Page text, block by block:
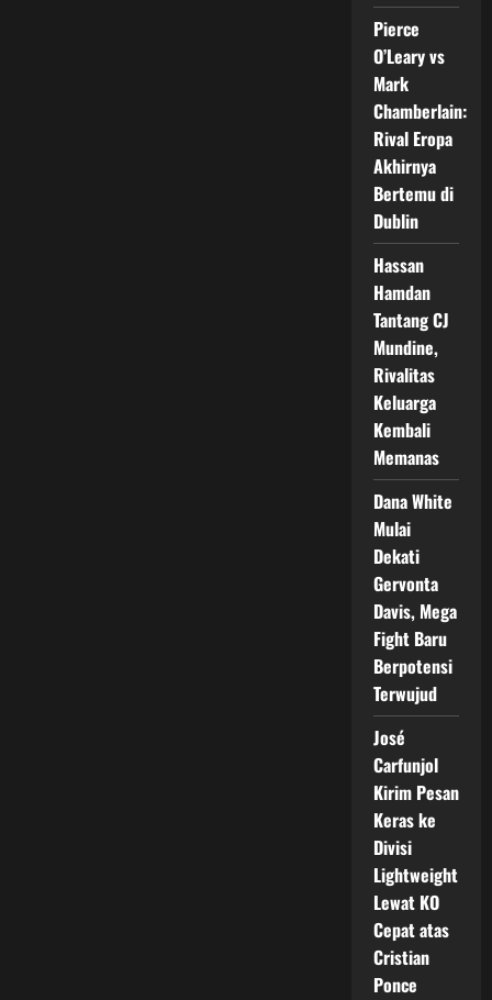
Pierce
O’Leary vs
Mark
Chamberlain:
Rival Eropa
Akhirnya
Bertemu di
Dublin
Hassan
Hamdan
Tantang CJ
Mundine,
Rivalitas
Keluarga
Kembali
Memanas
Dana White
Mulai
Dekati
Gervonta
Davis, Mega
Fight Baru
Berpotensi
Terwujud
José
Carfunjol
Kirim Pesan
Keras ke
Divisi
Lightweight
Lewat KO
Cepat atas
Cristian
Ponce